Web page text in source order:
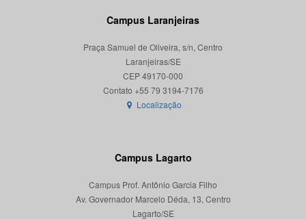
Campus Laranjeiras
Praça Samuel de Oliveira, s/n, Centro
Laranjeiras/SE
CEP 49170-000
Localização
Campus Lagarto
Campus Prof. Antônio Garcia Filho
Av. Governador Marcelo Déda, 13, Centro
Lagarto/SE